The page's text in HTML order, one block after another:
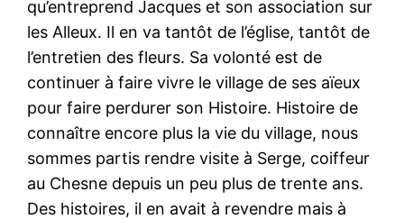
qu’entreprend Jacques et son association sur
les Alleux. Il en va tantôt de l’église, tantôt de
l’entretien des fleurs. Sa volonté est de
continuer à faire vivre le village de ses aïeux
pour faire perdurer son Histoire. Histoire de
connaître encore plus la vie du village, nous
sommes partis rendre visite à Serge, coiffeur
au Chesne depuis un peu plus de trente ans.
Des histoires, il en avait à revendre mais à